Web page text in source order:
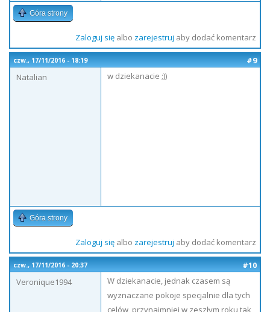
Góra strony
Zaloguj sięalbo zarejestruj aby dodać komentarz
czw., 17/11/2016 - 18:19
#9
Natalian
w dziekanacie ;))
Góra strony
Zaloguj sięalbo zarejestruj aby dodać komentarz
czw., 17/11/2016 - 20:37
#10
Veronique1994
W dziekanacie, jednak czasem są
wyznaczane pokoje specjalnie dla tych
celów, przynajmniej w zeszłym roku tak